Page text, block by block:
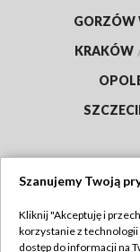
GORZÓW
KRAKÓW
Szanujemy Twoją
Kliknij "Akceptuję i
korzystanie z
dostęp do informacji na